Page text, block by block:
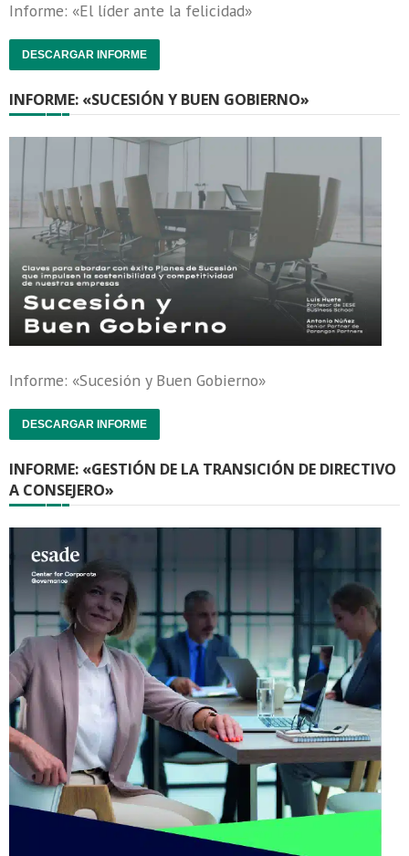
Informe: «El líder ante la felicidad»
DESCARGAR INFORME
INFORME: «SUCESIÓN Y BUEN GOBIERNO»
Informe: «Sucesión y Buen Gobierno»
DESCARGAR INFORME
INFORME: «GESTIÓN DE LA TRANSICIÓN DE DIRECTIVO
A CONSEJERO»